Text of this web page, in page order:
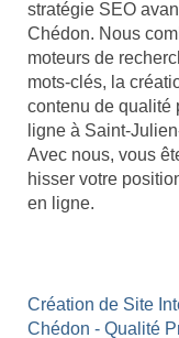
stratégie SEO
Chédon. Nous
moteurs de
mots-clés, la
contenu de qualité
ligne à Saint-
Avec nous, vous
hisser votre
en ligne.
Création de Site
Chédon - Qualité